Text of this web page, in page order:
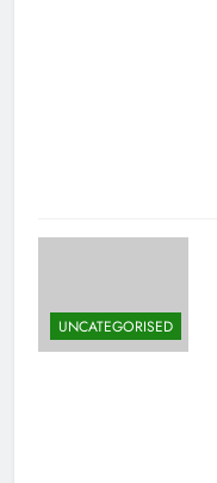
UNCATEGORISED